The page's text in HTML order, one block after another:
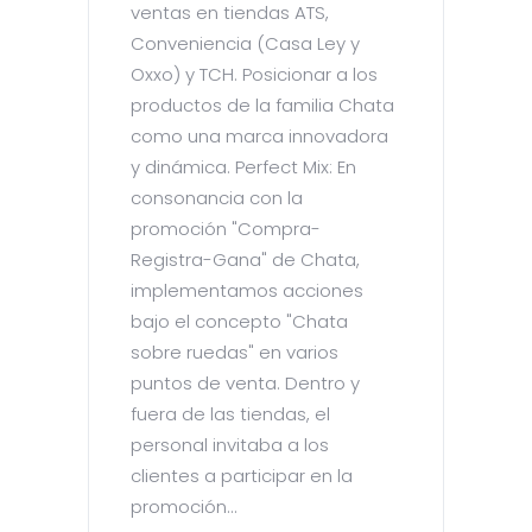
ventas en tiendas ATS,
Conveniencia (Casa Ley y
Oxxo) y TCH. Posicionar a los
productos de la familia Chata
como una marca innovadora
y dinámica. Perfect Mix: En
consonancia con la
promoción "Compra-
Registra-Gana" de Chata,
implementamos acciones
bajo el concepto "Chata
sobre ruedas" en varios
puntos de venta. Dentro y
fuera de las tiendas, el
personal invitaba a los
clientes a participar en la
promoción...